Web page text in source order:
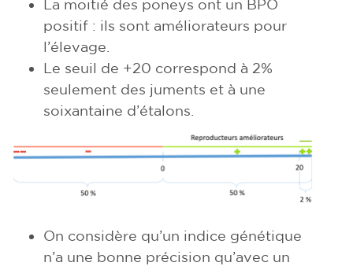
La moitié des poneys ont un BPO
positif : ils sont améliorateurs pour
l’élevage.
Le seuil de +20 correspond à 2%
seulement des juments et à une
soixantaine d’étalons.
On considère qu’un indice génétique
n’a une bonne précision qu’avec un